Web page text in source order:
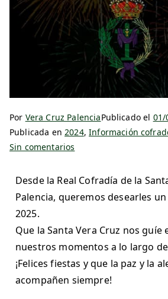
Por Vera Cruz PalenciaPublicado el 01/
Publicada en 2024,Información
Sin comentarios
Desde la Real Cofradía de la
Palencia, queremos desearles
2025.
Que la Santa Vera Cruz nos guíe
nuestros momentos a lo largo
¡Felices fiestas y que la paz y la
acompañen siempre!